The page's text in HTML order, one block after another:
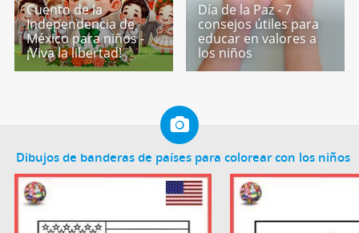
Cuento de la
Independencia de
México para niños -
¡Viva la libertad!
Día de la Paz - 7
consejos útiles para
educar en valores a
los niños
Dibujos de banderas de países para colorear con los niños